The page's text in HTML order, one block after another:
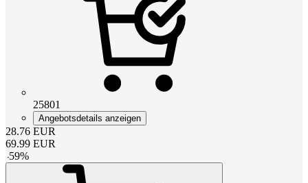
25801
Angebotsdetails anzeigen
28.76 EUR
69.99 EUR
-59%